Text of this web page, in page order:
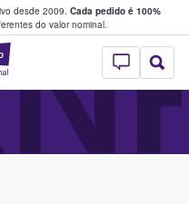
desde 2009. Cada pedido é 100%
do valor nominal.
StubHub – onde
bilhetes